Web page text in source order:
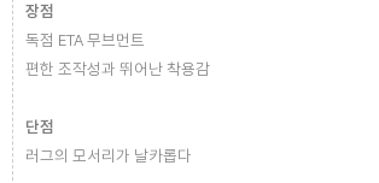
장점
독점 ETA 무브먼트
편한 조작성과 뛰어난 착용감
단점
러그의 모서리가 날카롭다